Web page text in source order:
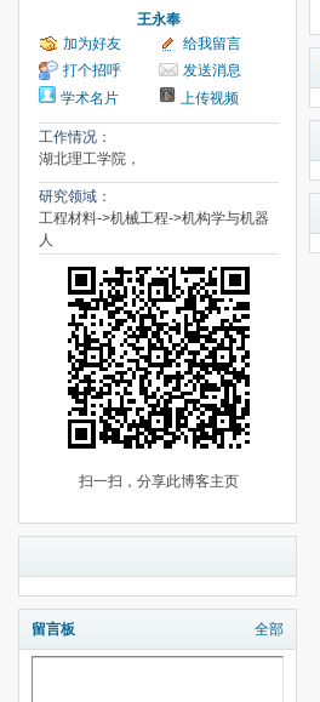
王永奉
加为好友
给我留言
打个招呼
发送消息
学术名片
上传视频
工作情况：
湖北理工学院，
研究领域：
工程材料->机械工程->机构学与机器
人
扫一扫，分享此博客主页
留言板 全部